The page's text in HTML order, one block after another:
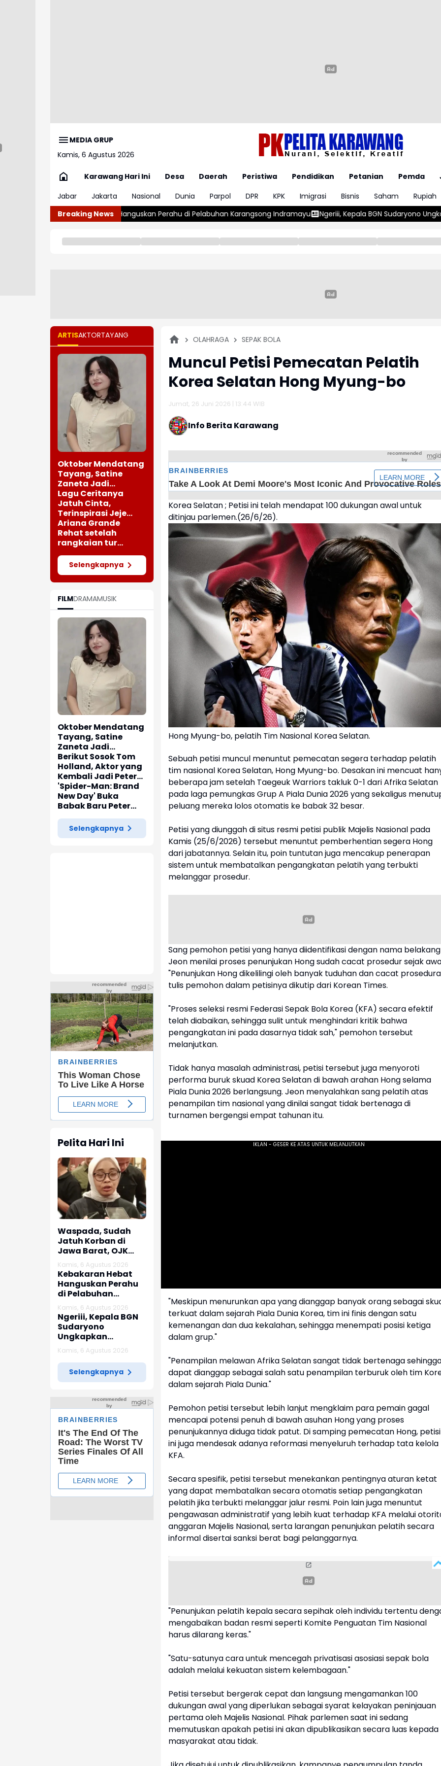
MEDIA GRUP
Kamis, 6 Agustus 2026
Karawang Hari Ini Desa Daerah Peristiwa Pendidikan Petanian Pemda
Jabar
Jakarta Nasional Dunia Parpol DPR KPK Imigrasi Bisnis Saham Rupiah
Breaking News
Hebat Hanguskan Perahu di Pelabuhan Karangsong Indramayu Ngeriii, Kepala BGN Sudaryono Ungkapkan Diketemukan
ARTISAKTORTAYANG
Oktober Mendatang
Tayang, Satine
Zaneta Jadi
Pemeran Utama Film
Siti Si Vampir
Lagu Ceritanya
Jatuh Cinta,
Terinspirasi Jeje
saat Bertemu
Perempuan Cantik
Ariana Grande
Rehat setelah
rangkaian tur
"Eternal Sunshine"
Selengkapnya
FILMDRAMAMUSIK
Oktober Mendatang
Tayang, Satine
Zaneta Jadi
Pemeran Utama Film
Siti Si Vampir
Berikut Sosok Tom
Holland, Aktor yang
Kembali Jadi Peter
Parker di 'Spider-
Man: Brand New Day'
'Spider-Man: Brand
New Day' Buka
Babak Baru Peter
Parker di Marvel
Cinematic Universe
Selengkapnya
Pelita Hari Ini
Waspada, Sudah
Jatuh Korban di
Jawa Barat, OJK
dan Polisi Ungkap
Dugaan Penipuan
Modus Titip Limit
Paylater
Kamis, 6 Agustus 2026
Kebakaran Hebat
Hanguskan Perahu
di Pelabuhan
Karangsong
Indramayu
Kamis, 6 Agustus 2026
Ngeriii, Kepala BGN
Sudaryono
Ungkapkan
Diketemukan Ada 6
Juta Data Ganda
Siswa Penerima MBG
Kamis, 6 Agustus 2026
Selengkapnya
OLAHRAGA SEPAK BOLA
Muncul Petisi Pemecatan Pelatih
Korea Selatan Hong Myung-bo
Jumat, 26 Juni 2026 | 13:44 WIB
Info Berita Karawang
Korea Selatan ; Petisi ini telah mendapat 100 dukungan awal untuk
ditinjau parlemen.(26/6/26).
Hong Myung-bo, pelatih Tim Nasional Korea Selatan.
Sebuah petisi muncul menuntut pemecatan segera terhadap pelatih
tim nasional Korea Selatan, Hong Myung-bo. Desakan ini mencuat
beberapa jam setelah Taegeuk Warriors takluk 0-1 dari Afrika Selatan
pada laga pemungkas Grup A Piala Dunia 2026 yang sekaligus
peluang mereka lolos otomatis ke babak 32 besar.
Petisi yang diunggah di situs resmi petisi publik Majelis Nasional pada
Kamis (25/6/2026) tersebut menuntut pemberhentian segera Hong
dari jabatannya. Selain itu, poin tuntutan juga mencakup penerapan
sistem untuk membatalkan pengangkatan pelatih yang terbukti
melanggar prosedur.
Sang pemohon petisi yang hanya diidentifikasi dengan nama belakang
Jeon menilai proses penunjukan Hong sudah cacat prosedur sejak
"Penunjukan Hong dikelilingi oleh banyak tuduhan dan cacat
tulis pemohon dalam petisinya dikutip dari Korean Times.
"Proses seleksi resmi Federasi Sepak Bola Korea (KFA) secara efektif
telah diabaikan, sehingga sulit untuk menghindari kritik bahwa
pengangkatan ini pada dasarnya tidak sah," pemohon tersebut
melanjutkan.
Tidak hanya masalah administrasi, petisi tersebut juga menyoroti
performa buruk skuad Korea Selatan di bawah arahan Hong selama
Piala Dunia 2026 berlangsung. Jeon menyalahkan sang pelatih atas
penampilan tim nasional yang dinilai sangat tidak bertenaga di
turnamen bergengsi empat tahunan itu.
"Meskipun menurunkan apa yang dianggap banyak orang sebagai
terkuat dalam sejarah Piala Dunia Korea, tim ini finis dengan satu
kemenangan dan dua kekalahan, sehingga menempati posisi ketiga
dalam grup."
"Penampilan melawan Afrika Selatan sangat tidak bertenaga
dapat dianggap sebagai salah satu penampilan terburuk oleh tim
dalam sejarah Piala Dunia."
Pemohon petisi tersebut lebih lanjut mengklaim para pemain gagal
mencapai potensi penuh di bawah asuhan Hong yang proses
penunjukannya diduga tidak patut. Di samping pemecatan Hong, petisi
ini juga mendesak adanya reformasi menyeluruh terhadap tata kelola
KFA.
Secara spesifik, petisi tersebut menekankan pentingnya aturan ketat
yang dapat membatalkan secara otomatis setiap pengangkatan
pelatih jika terbukti melanggar jalur resmi. Poin lain juga menuntut
pengawasan administratif yang lebih kuat terhadap KFA melalui
anggaran Majelis Nasional, serta larangan penunjukan pelatih secara
informal disertai sanksi berat bagi pelanggarnya.
"Penunjukan pelatih kepala secara sepihak oleh individu tertentu
mengabaikan badan resmi seperti Komite Penguatan Tim Nasional
harus dilarang keras."
"Satu-satunya cara untuk mencegah privatisasi asosiasi sepak bola
adalah melalui kekuatan sistem kelembagaan."
Petisi tersebut bergerak cepat dan langsung mengamankan 100
dukungan awal yang diperlukan sebagai syarat kelayakan peninjauan
pertama oleh Majelis Nasional. Pihak parlemen saat ini sedang
memutuskan apakah petisi ini akan dipublikasikan secara luas kepada
masyarakat atau tidak.